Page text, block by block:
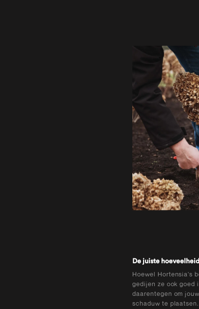
De juiste
Hoewel Hortensia's
gedijen ze ook goed
daarentegen om
schaduw te